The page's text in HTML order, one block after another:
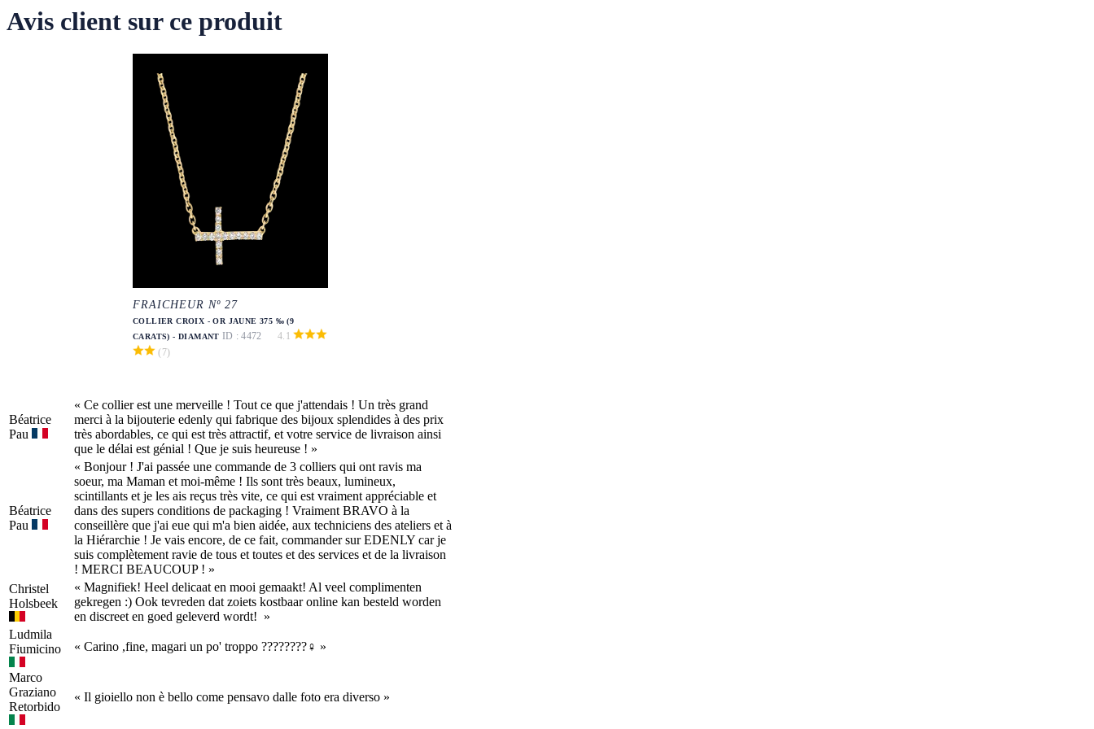
Avis client sur ce produit
FRAICHEUR Nº 27
COLLIER CROIX - OR JAUNE 375 ‰ (9
CARATS) - DIAMANTID : 4472
4.1
(7)
Béatrice
Pau
« Ce collier est une merveille ! Tout ce que j'attendais ! Un très grand
merci à la bijouterie edenly qui fabrique des bijoux splendides à des prix
très abordables, ce qui est très attractif, et votre service de livraison ainsi
que le délai est génial ! Que je suis heureuse ! »
Béatrice
Pau
« Bonjour ! J'ai passée une commande de 3 colliers qui ont ravis ma
soeur, ma Maman et moi-même ! Ils sont très beaux, lumineux,
scintillants et je les ais reçus très vite, ce qui est vraiment appréciable et
dans des supers conditions de packaging ! Vraiment BRAVO à la
conseillère que j'ai eue qui m'a bien aidée, aux techniciens des ateliers et à
la Hiérarchie ! Je vais encore, de ce fait, commander sur EDENLY car je
suis complètement ravie de tous et toutes et des services et de la livraison
! MERCI BEAUCOUP ! »
Christel
Holsbeek
« Magnifiek! Heel delicaat en mooi gemaakt! Al veel complimenten
gekregen :) Ook tevreden dat zoiets kostbaar online kan besteld worden
en discreet en goed geleverd wordt! »
Ludmila
Fiumicino
« Carino ,fine, magari un po' troppo ????????‍♀️ »
Marco
Graziano
Retorbido
« Il gioiello non è bello come pensavo dalle foto era diverso »